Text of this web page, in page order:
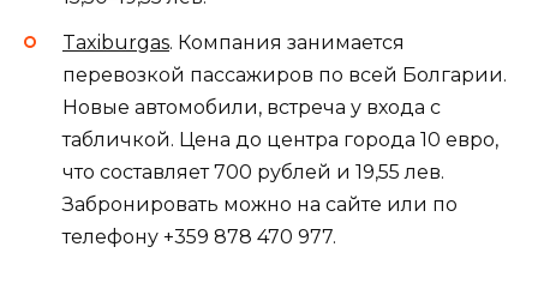
Taxiburgas. Компания занимается
перевозкой пассажиров по всей Болгарии.
Новые автомобили, встреча у входа с
табличкой. Цена до центра города 10 евро,
что составляет 700 рублей и 19,55 лев.
Забронировать можно на сайте или по
телефону +359 878 470 977.